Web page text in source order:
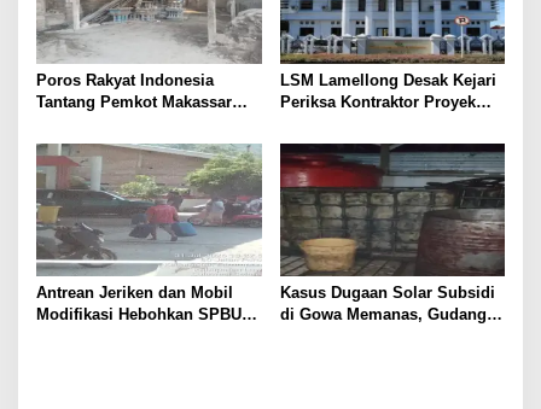
Poros Rakyat Indonesia
Tantang Pemkot Makassar
Paving Block Sekarang
LSM Lamellong Desak Kejari
Periksa Kontraktor Proyek
Antrean Jeriken dan Mobil
Modifikasi Hebohkan SPBU
Kasus Dugaan Solar Subsidi
di Gowa Memanas, Gudang